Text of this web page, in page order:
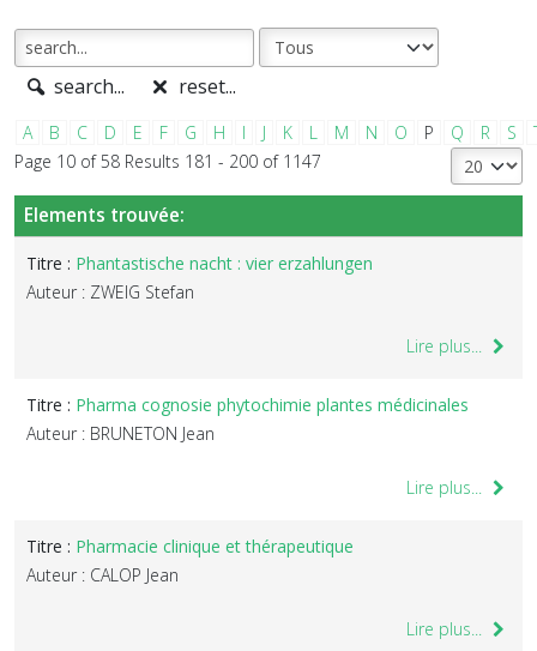
search... reset...
A B C D E F G H I J K L M N O P Q R S
Page 10 of 58 Results 181 - 200 of 1147
Elements trouvée:
Titre : Phantastische nacht : vier erzahlungen
Auteur : ZWEIG Stefan
Lire plus...
Titre : Pharma cognosie phytochimie plantes médicinales
Auteur : BRUNETON Jean
Lire plus...
Titre : Pharmacie clinique et thérapeutique
Auteur : CALOP Jean
Lire plus...